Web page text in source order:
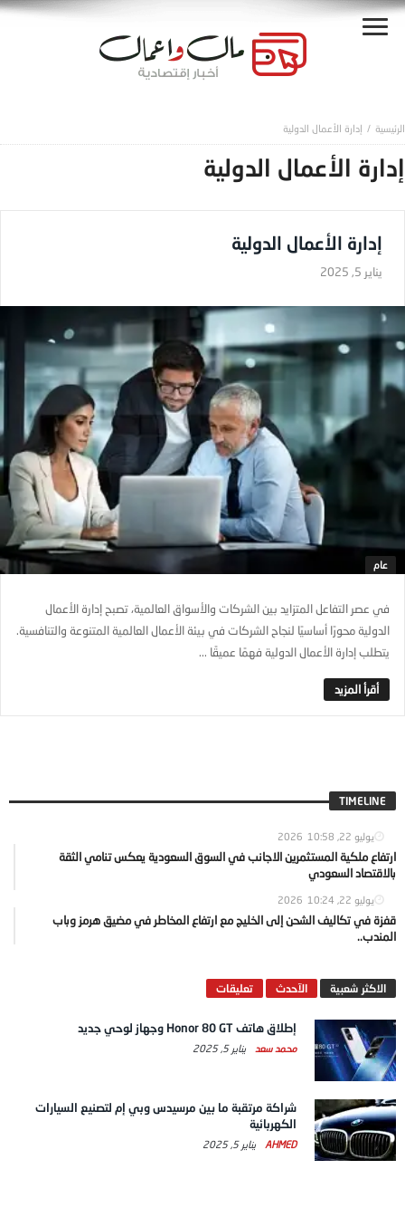
إدارة الأعمال الدولية
إدارة الأعمال الدولية
إدارة الأعمال الدولية
يناير 5, 2025
عام
في عصر التفاعل المتزايد بين الشركات والأسواق العالمية، تصبح إدارة الأعمال
الدولية محورًا أساسيًا لنجاح الشركات في بيئة الأعمال العالمية المتنوعة والتنافسية.
يتطلب إدارة الأعمال الدولية فهمًا عميقًا ...
TIMELINE
يوليو 22, 2026 10:58
ارتفاع ملكية المستثمرين الاجانب في السوق السعودية يعكس تنامي الثقة
بالاقتصاد السعودي
يوليو 22, 2026 10:24
قفزة في تكاليف الشحن إلى الخليج مع ارتفاع المخاطر في مضيق هرمز وباب
المندب..
الاكثر شعبية الآحدث تعليقات
إطلاق هاتف Honor 80 GT وجهاز لوحي جديد
محمد سعد يناير 5, 2025
شراكة مرتقبة ما بين مرسيدس وبي إم لتصنيع السيارات
الكهربائية
AHMED يناير 5, 2025